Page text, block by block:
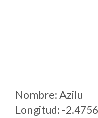
Nombre: Azilu
Longitud: -